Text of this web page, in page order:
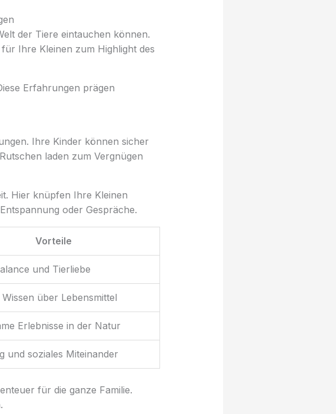
der Tiere eintauchen können.
Ihre Kleinen zum Highlight des
Erfahrungen prägen
Ihre Kinder können sicher
laden zum Vergnügen
Hier knüpfen Ihre Kleinen
oder Gespräche.
Vorteile
und Tierliebe
über Lebensmittel
Erlebnisse in der Natur
und soziales Miteinander
für die ganze Familie.